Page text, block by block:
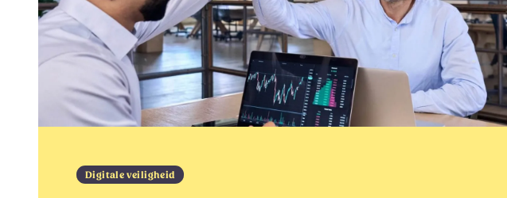
Digitale veiligheid